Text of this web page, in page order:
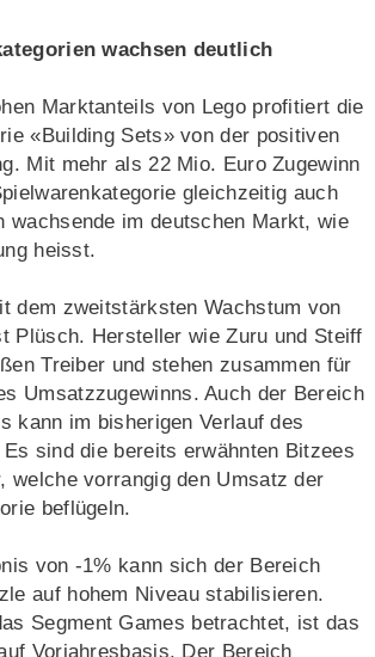
wachsen deutlich
Marktanteils von Lego profitiert die
«Building Sets» von der positiven
Mit mehr als 22 Mio. Euro Zugewinn
gleichzeitig auch
wachsende im deutschen Markt, wie
heisst.
dem zweitstärksten Wachstum von
Plüsch. Hersteller wie Zuru und Steiff
Treiber und stehen zusammen für
Umsatzzugewinns. Auch der Bereich
kann im bisherigen Verlauf des
sind die bereits erwähnten Bitzees
welche vorrangig den Umsatz der
beflügeln.
von -1% kann sich der Bereich
auf hohem Niveau stabilisieren.
Segment Games betrachtet, ist das
Vorjahresbasis. Der Bereich